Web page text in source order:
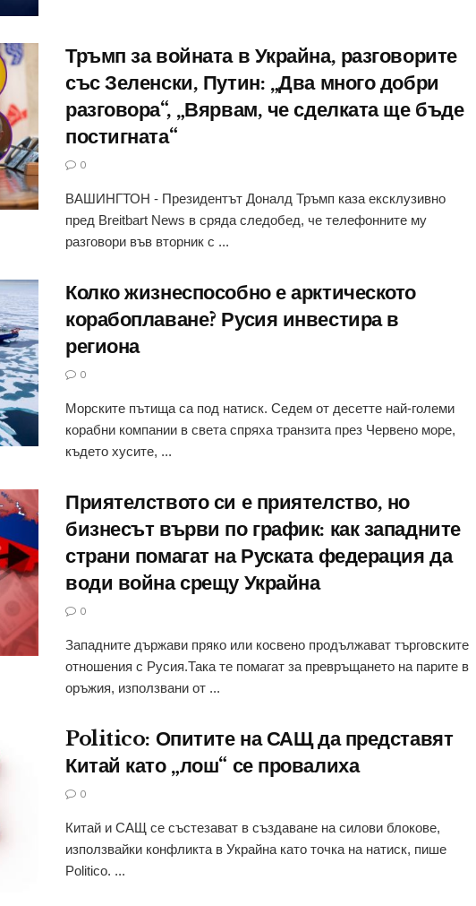
Тръмп за войната в Украйна, разговорите
със Зеленски, Путин: „Два много добри
разговора“, „Вярвам, че сделката ще бъде
постигната“
0
ВАШИНГТОН - Президентът Доналд Тръмп каза ексклузивно
пред Breitbart News в сряда следобед, че телефонните му
разговори във вторник с ...
Колко жизнеспособно е арктическото
корабоплаване? Русия инвестира в
региона
0
Морските пътища са под натиск. Седем от десетте най-големи
корабни компании в света спряха транзита през Червено море,
където хусите, ...
Приятелството си е приятелство, но
бизнесът върви по график: как западните
страни помагат на Руската федерация да
води война срещу Украйна
0
Западните държави пряко или косвено продължават търговските
отношения с Русия.Така те помагат за превръщането на парите в
оръжия, използвани от ...
Politico: Опитите на САЩ да представят
Китай като „лош“ се провалиха
0
Китай и САЩ се състезават в създаване на силови блокове,
използвайки конфликта в Украйна като точка на натиск, пише
Politico. ...